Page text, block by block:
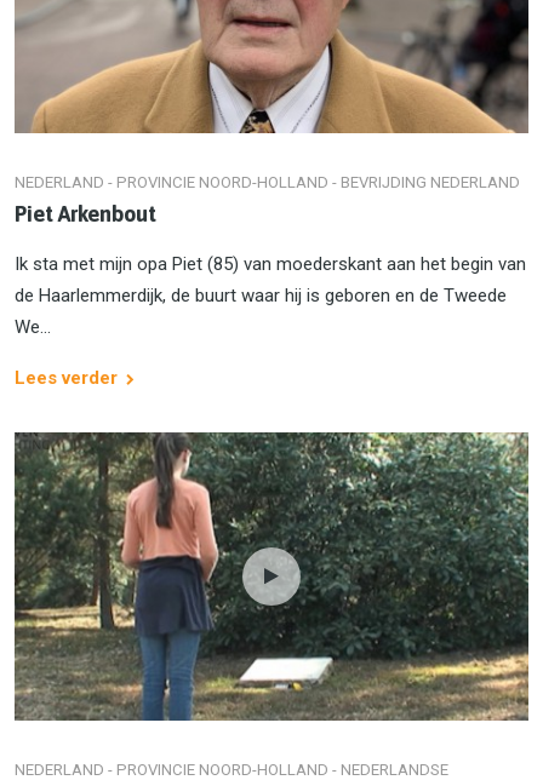
NEDERLAND - PROVINCIE NOORD-HOLLAND - BEVRIJDING NEDERLAND
Piet Arkenbout
Ik sta met mijn opa Piet (85) van moederskant aan het begin van
de Haarlemmerdijk, de buurt waar hij is geboren en de Tweede
We...
Lees verder
NEDERLAND - PROVINCIE NOORD-HOLLAND - NEDERLANDSE